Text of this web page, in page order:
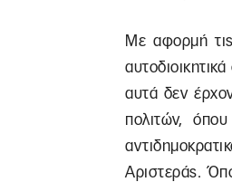
Με αφορμή τις
αυτά δεν
πολιτών,
Αριστεράς.